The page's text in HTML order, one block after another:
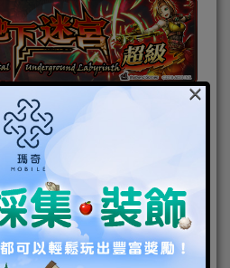
【幻影怪盜扭蛋】登場、
扭蛋】PICK UP！
3
盜羅賓】登場和角色【戈爾
PICK UP！每抽一次扭蛋可
，【新手衝刺幣】可在【新手
種道具哦！
×